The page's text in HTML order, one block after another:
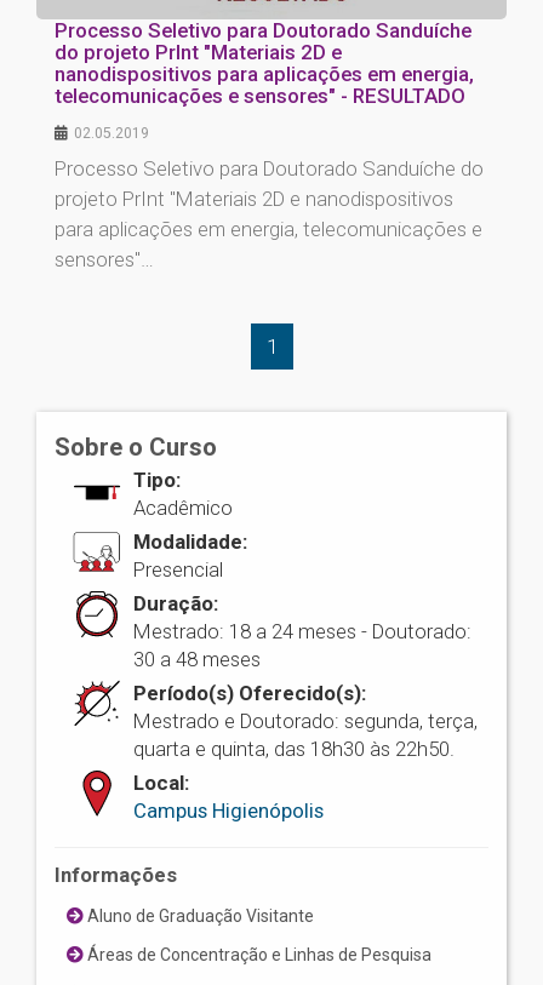
Processo Seletivo para Doutorado Sanduíche
do projeto PrInt "Materiais 2D e
nanodispositivos para aplicações em energia,
telecomunicações e sensores" - RESULTADO
02.05.2019
Processo Seletivo para Doutorado Sanduíche do
projeto PrInt "Materiais 2D e nanodispositivos
para aplicações em energia, telecomunicações e
sensores"…
1
Sobre o Curso
Tipo:
Acadêmico
Modalidade:
Presencial
Duração:
Mestrado: 18 a 24 meses - Doutorado:
30 a 48 meses
Período(s) Oferecido(s):
Mestrado e Doutorado: segunda, terça,
quarta e quinta, das 18h30 às 22h50.
Local:
Campus Higienópolis
Informações
Aluno de Graduação Visitante
Áreas de Concentração e Linhas de Pesquisa